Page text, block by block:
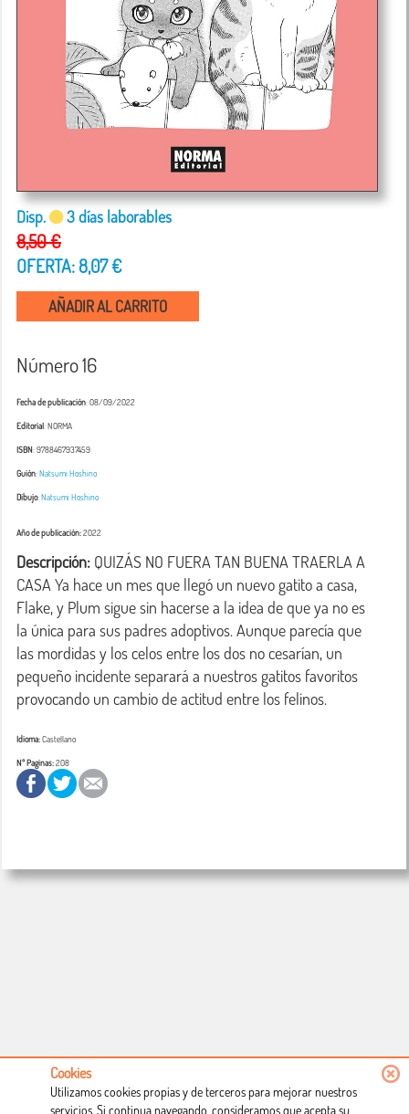
Disp. 3 días laborables
8,50 €
OFERTA: 8,07 €
AÑADIR AL CARRITO
Número 16
Fecha de publicación: 08/09/2022
Editorial: NORMA
ISBN: 9788467937459
Guión:Natsumi Hoshino
Dibujo:Natsumi Hoshino
Año de publicación:2022
Descripción: QUIZÁS NO FUERA TAN BUENA TRAERLA A
CASA Ya hace un mes que llegó un nuevo gatito a casa,
Flake, y Plum sigue sin hacerse a la idea de que ya no es
la única para sus padres adoptivos. Aunque parecía que
las mordidas y los celos entre los dos no cesarían, un
pequeño incidente separará a nuestros gatitos favoritos
provocando un cambio de actitud entre los felinos.
Idioma:Castellano
Nº Paginas:208
Cookies
Utilizamos cookies propias y de terceros para mejorar nuestros
servicios. Si continua navegando, consideramos que acepta su